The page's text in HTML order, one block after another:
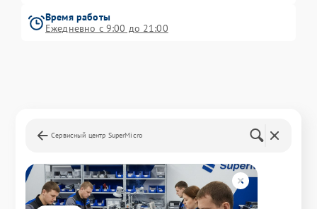
Время работы
Ежедневно с 9:00 до 21:00
Сервисный центр SuperMicro